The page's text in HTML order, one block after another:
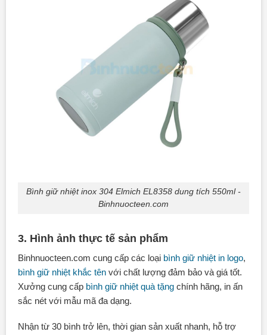
Bình giữ nhiệt inox 304 Elmich EL8358 dung tích 550ml -
Binhnuocteen.com
3. Hình ảnh thực tế sản phẩm
Binhnuocteen.com cung cấp các loại bình giữ nhiệt in logo,
bình giữ nhiệt khắc tênvới chất lượng đảm bảo và giá tốt.
Xưởng cung cấp bình giữ nhiệt quà tặngchính hãng, in ấn
sắc nét với mẫu mã đa dạng.
Nhận từ 30 bình trở lên, thời gian sản xuất nhanh, hỗ trợ